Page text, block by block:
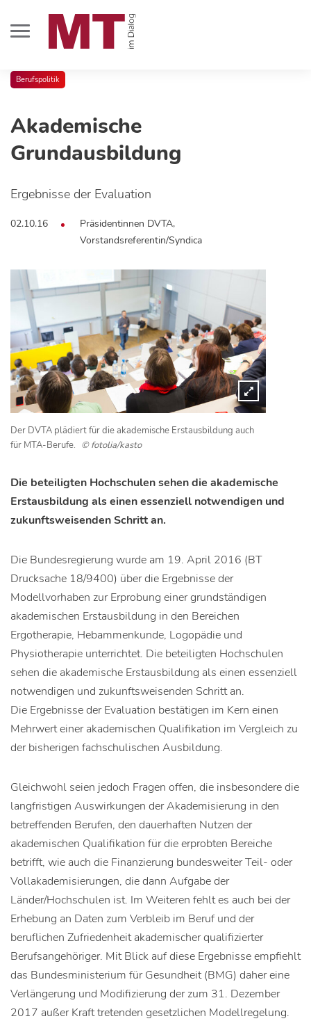
Berufspolitik
Akademische
Grundausbildung
Ergebnisse der Evaluation
02.10.16
Präsidentinnen DVTA,
Vorstandsreferentin/Syndica
Der DVTA plädiert für die akademische Erstausbildung auch
für MTA-Berufe. © fotolia/kasto
Die beteiligten Hochschulen sehen die akademische
Erstausbildung als einen essenziell notwendigen und
zukunftsweisenden Schritt an.
Die Bundesregierung wurde am 19. April 2016 (BT
Drucksache 18/9400) über die Ergebnisse der
Modellvorhaben zur Erprobung einer grundständigen
akademischen Erstausbildung in den Bereichen
Ergotherapie, Hebammenkunde, Logopädie und
Physiotherapie unterrichtet. Die beteiligten Hochschulen
sehen die akademische Erstausbildung als einen essenziell
notwendigen und zukunftsweisenden Schritt an.
Die Ergebnisse der Evaluation bestätigen im Kern einen
Mehrwert einer akademischen Qualifikation im Vergleich zu
der bisherigen fachschulischen Ausbildung.
Gleichwohl seien jedoch Fragen offen, die insbesondere die
langfristigen Auswirkungen der Akademisierung in den
betreffenden Berufen, den dauerhaften Nutzen der
akademischen Qualifikation für die erprobten Bereiche
betrifft, wie auch die Finanzierung bundesweiter Teil- oder
Vollakademisierungen, die dann Aufgabe der
Länder/Hochschulen ist. Im Weiteren fehlt es auch bei der
Erhebung an Daten zum Verbleib im Beruf und der
beruflichen Zufriedenheit akademischer qualifizierter
Berufsangehöriger. Mit Blick auf diese Ergebnisse empfiehlt
das Bundesministerium für Gesundheit (BMG) daher eine
Verlängerung und Modifizierung der zum 31. Dezember
2017 außer Kraft tretenden gesetzlichen Modellregelung.